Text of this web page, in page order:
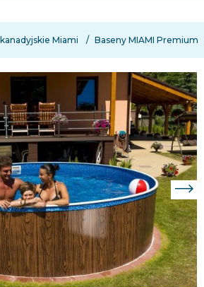
Miami Baseny MIAMI Premium